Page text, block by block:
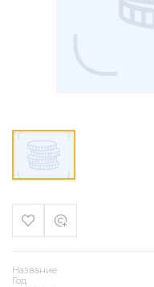
Название
Год